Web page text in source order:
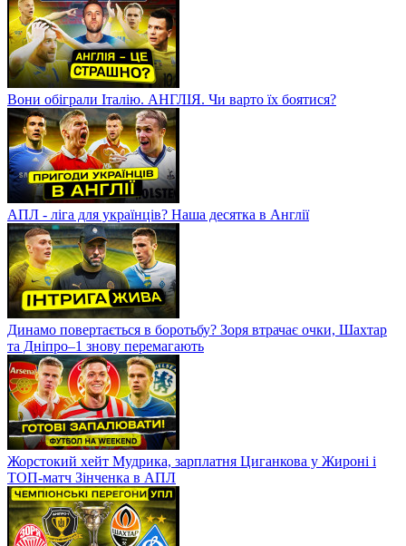
Вони обіграли Італію. АНГЛІЯ. Чи варто їх боятися?
АПЛ - ліга для українців? Наша десятка в Англії
Динамо повертається в боротьбу? Зоря втрачає очки, Шахтар
та Дніпро–1 знову перемагають
Жорстокий хейт Мудрика, зарплатня Циганкова у Жироні і
ТОП-матч Зінченка в АПЛ